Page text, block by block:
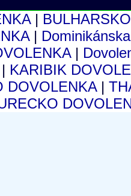
|
|
|
| KARIBIK
DOVOLENKA |